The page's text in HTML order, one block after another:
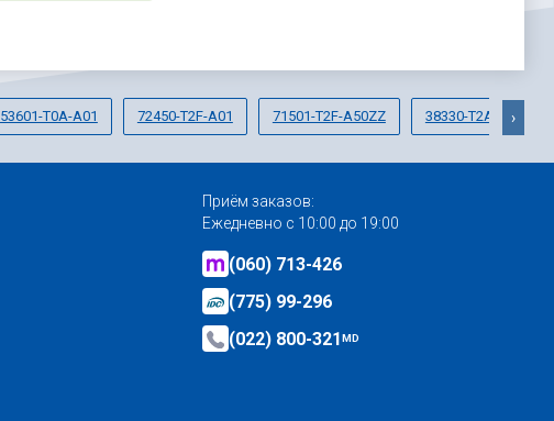
53601-T0A-A01 72450-T2F-A01 71501-T2F-A50ZZ 38330-T2A-A01›
Приём заказов:
Ежедневно с 10:00 до 19:00
(060) 713-426
(775) 99-296
(022) 800-321MD